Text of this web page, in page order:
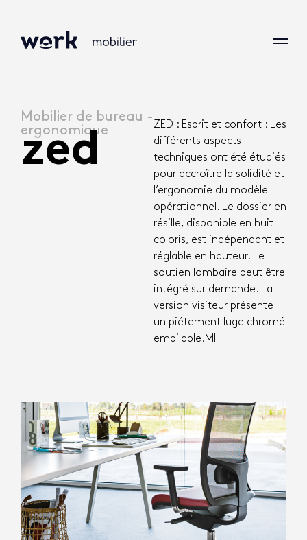
Mobilier de bureau -
ergonomique
zed
ZED : Esprit et confort : Les
différents aspects
techniques ont été étudiés
pour accroître la solidité et
l’ergonomie du modèle
opérationnel. Le dossier en
résille, disponible en huit
coloris, est indépendant et
réglable en hauteur. Le
soutien lombaire peut être
intégré sur demande. La
version visiteur présente
un piétement luge chromé
empilable.MI